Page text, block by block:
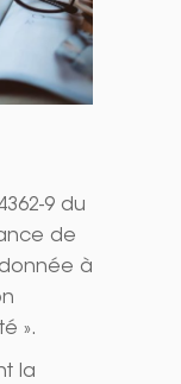
9 du
de
à
».
la